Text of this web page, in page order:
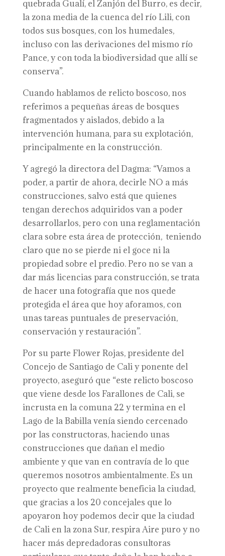
quebrada Gualí, el Zanjón del Burro, es decir,
la zona media de la cuenca del río Lili, con
todos sus bosques, con los humedales,
incluso con las derivaciones del mismo río
Pance, y con toda la biodiversidad que allí se
conserva”.
Cuando hablamos de relicto boscoso, nos
referimos a pequeñas áreas de bosques
fragmentados y aislados, debido a la
intervención humana, para su explotación,
principalmente en la construcción.
Y agregó la directora del Dagma: “Vamos a
poder, a partir de ahora, decirle NO a más
construcciones, salvo está que quienes
tengan derechos adquiridos van a poder
desarrollarlos, pero con una reglamentación
clara sobre esta área de protección, teniendo
claro que no se pierde ni el goce ni la
propiedad sobre el predio. Pero no se van a
dar más licencias para construcción, se trata
de hacer una fotografía que nos quede
protegida el área que hoy aforamos, con
unas tareas puntuales de preservación,
conservación y restauración”.
Por su parte Flower Rojas, presidente del
Concejo de Santiago de Cali y ponente del
proyecto, aseguró que “este relicto boscoso
que viene desde los Farallones de Cali, se
incrusta en la comuna 22 y termina en el
Lago de la Babilla venía siendo cercenado
por las constructoras, haciendo unas
construcciones que dañan el medio
ambiente y que van en contravía de lo que
queremos nosotros ambientalmente. Es un
proyecto que realmente beneficia la ciudad,
que gracias a los 20 concejales que lo
apoyaron hoy podemos decir que la ciudad
de Cali en la zona Sur, respira Aire puro y no
hacer más depredadoras consultoras